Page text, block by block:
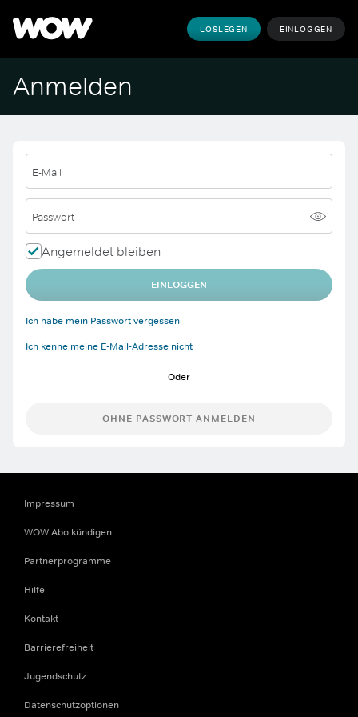
LOSLEGEN EINLOGGEN
Anmelden
E-Mail
Passwort
Angemeldet bleiben
EINLOGGEN
Ich habe mein Passwort vergessen
Ich kenne meine E-Mail-Adresse nicht
OHNE PASSWORT ANMELDEN
Impressum
WOW Abo kündigen
Partnerprogramme
Hilfe
Kontakt
Barrierefreiheit
Jugendschutz
Datenschutzoptionen